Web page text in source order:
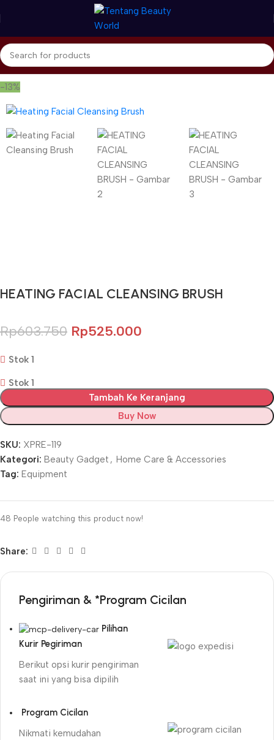
Beranda Home Care & Accessories Beauty Gadget
-13%
HEATING FACIAL CLEANSING BRUSH
Rp603.750 Rp525.000
Stok 1
Stok 1
Tambah Ke Keranjang
Buy Now
SKU: XPRE-119
Kategori: Beauty Gadget , Home Care & Accessories
Tag: Equipment
48 People watching this product now!
Share:
Pengiriman & *Program Cicilan
Pilihan
Kurir Pegiriman
Berikut opsi kurir pengiriman
saat ini yang bisa dipilih
Program Cicilan
Nikmati kemudahan